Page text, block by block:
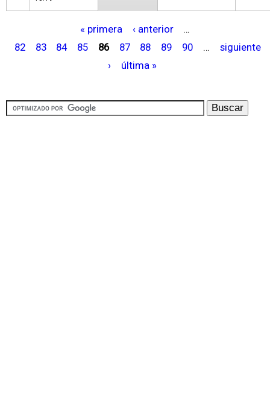
P
i
n
« primera ‹ anterior
…
82
83 84 85 86 87 88 89 90 …
siguiente
›
última »